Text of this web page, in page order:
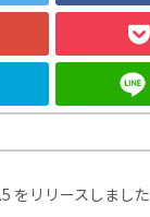
をリリースしました